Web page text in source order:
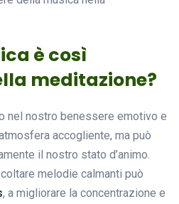
è così
meditazione?
nel nostro benessere emotivo e
accogliente, ma può
il nostro stato d’animo.
melodie calmanti può
, a migliorare la concentrazione e